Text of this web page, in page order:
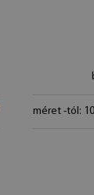
méret -tól: